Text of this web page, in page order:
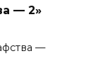
— 2»
—